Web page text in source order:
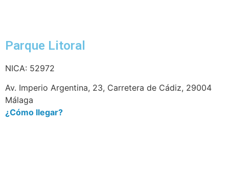
Parque Litoral
NICA: 52972
Av. Imperio Argentina, 23, Carretera de Cádiz, 29004
Málaga
¿Cómo llegar?